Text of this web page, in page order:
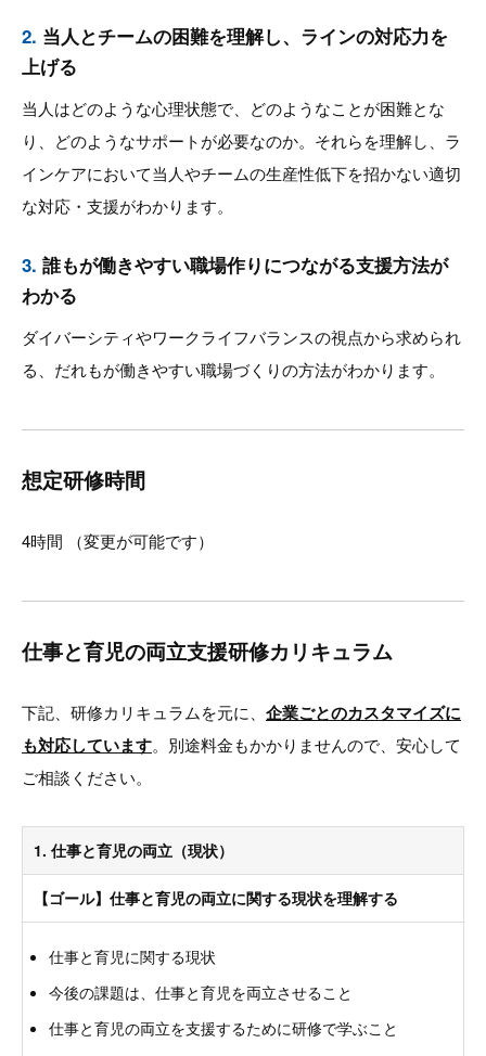
2. 当人とチームの困難を理解し、ラインの対応力を
上げる
当人はどのような心理状態で、どのようなことが困難とな
り、どのようなサポートが必要なのか。それらを理解し、ラ
インケアにおいて当人やチームの生産性低下を招かない適切
な対応・支援がわかります。
3. 誰もが働きやすい職場作りにつながる支援方法が
わかる
ダイバーシティやワークライフバランスの視点から求められ
る、だれもが働きやすい職場づくりの方法がわかります。
想定研修時間
4時間 （変更が可能です）
仕事と育児の両立支援研修カリキュラム
下記、研修カリキュラムを元に、 企業ごとのカスタマイズに
も対応しています。別途料金もかかりませんので、安心して
ご相談ください。
1. 仕事と育児の両立（現状）
【ゴール】仕事と育児の両立に関する現状を理解する
仕事と育児に関する現状
今後の課題は、仕事と育児を両立させること
仕事と育児の両立を支援するために研修で学ぶこと